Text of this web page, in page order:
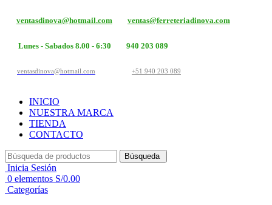
ventasdinova@hotmail.com ventas@ferreteriadinova.com
Lunes - Sabados 8.00 - 6:30 940 203 089
ventasdinova@hotmail.com +51 940 203 089
INICIO
NUESTRA MARCA
TIENDA
CONTACTO
Búsqueda
Inicia Sesión
0 elementos S/0.00
Categorías